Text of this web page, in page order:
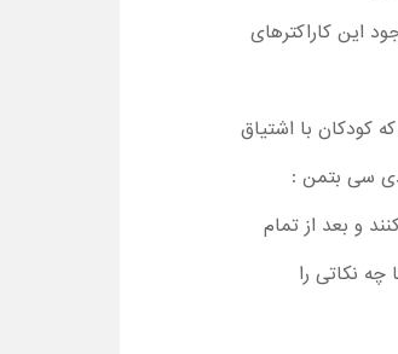
این کاراکترهای
کودکان با اشتیاق
دی سی بتمن :
و بعد از تمام
چه نکاتی را